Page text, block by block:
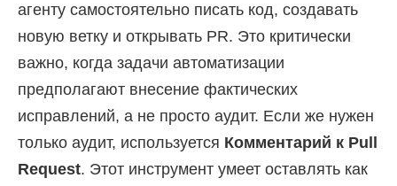
агенту самостоятельно писать код, создавать
новую ветку и открывать PR. Это критически
важно, когда задачи автоматизации
предполагают внесение фактических
исправлений, а не просто аудит. Если же нужен
только аудит, используется Комментарий к Pull
Request. Этот инструмент умеет оставлять как